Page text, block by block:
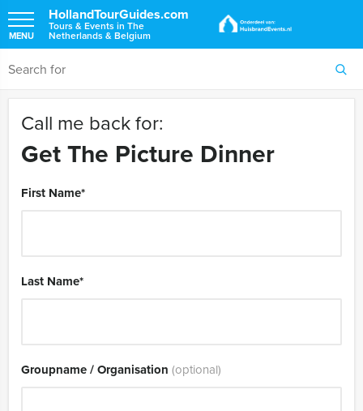
HollandTourGuides.com
Tours & Events in The
Netherlands & Belgium
MENU
Call me back for:
Get The Picture Dinner
First Name*
Last Name*
Groupname / Organisation (optional)